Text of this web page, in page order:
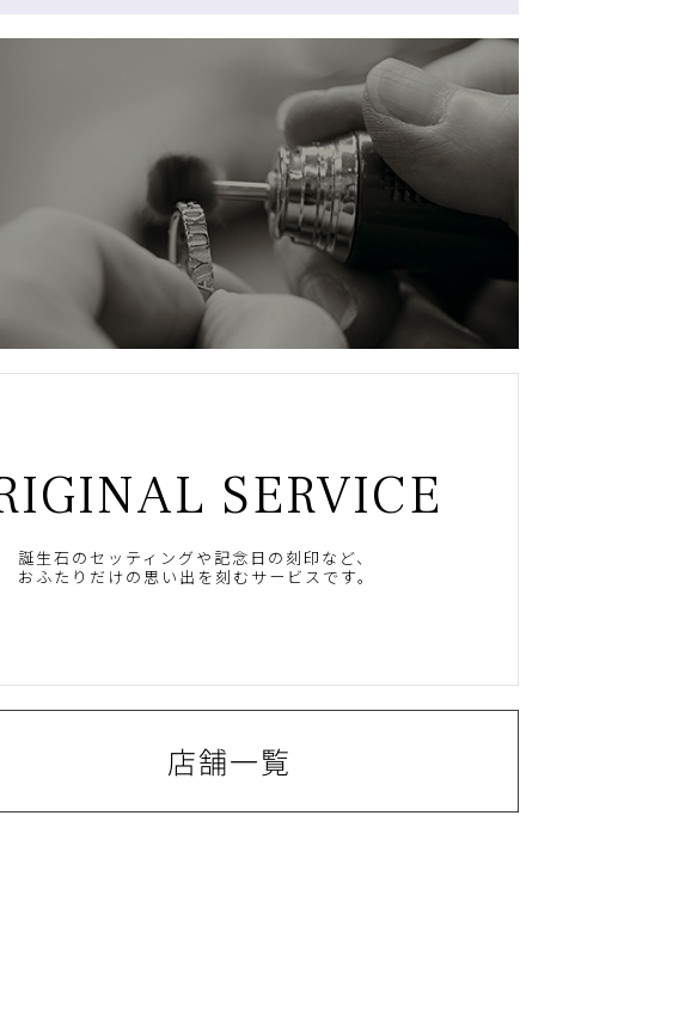
SERVICE
誕生石のセッティングや記念日の刻印など、
おふたりだけの思い出を刻むサービスです。
店舗一覧